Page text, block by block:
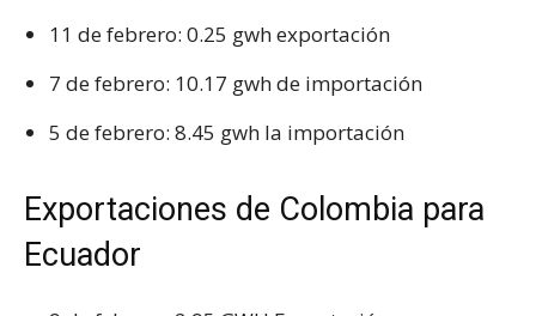
11 de febrero: 0.25 gwh exportación
7 de febrero: 10.17 gwh de importación
5 de febrero: 8.45 gwh la importación
Exportaciones de Colombia para
Ecuador